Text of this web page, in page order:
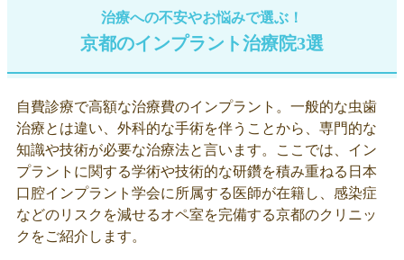
治療への不安やお悩みで選ぶ！
京都のインプラント治療院3選
自費診療で高額な治療費のインプラント。一般的な虫歯
治療とは違い、外科的な手術を伴うことから、専門的な
知識や技術が必要な治療法と言います。ここでは、イン
プラントに関する学術や技術的な研鑽を積み重ねる日本
口腔インプラント学会に所属する医師が在籍し、感染症
などのリスクを減せるオペ室を完備する京都のクリニッ
クをご紹介します。